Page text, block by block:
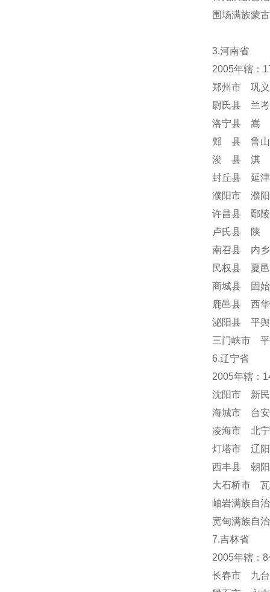
围场满族蒙
3.河南省
2005年辖：
郑州市 巩
尉氏县 兰
洛宁县 嵩
郏 县 鲁
浚 县 淇
封丘县 延
濮阳市 濮
许昌县 鄢
卢氏县 陕
南召县 内
民权县 夏
商城县 固
鹿邑县 西
泌阳县 平
三门峡市
6.辽宁省
2005年辖：
沈阳市 新
海城市 台
凌海市 北
灯塔市 辽
西丰县 朝
大石桥市
岫岩满族自
宽甸满族自
7.吉林省
2005年辖：
长春市 九